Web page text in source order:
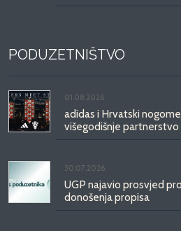
PODUZETNIŠTVO
01.08.2026.
adidas i Hrvatski
višegodišnje partnerstvo
30.07.2026.
UGP najavio prosvjed
donošenja propisa